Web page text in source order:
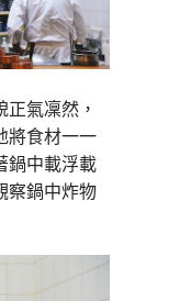
氣凜然，
將食材一一
鍋中載浮載
察鍋中炸物